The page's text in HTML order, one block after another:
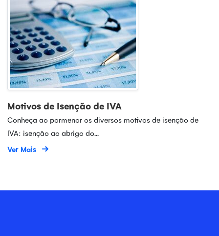
Motivos de Isenção de IVA
Conheça ao pormenor os diversos motivos de isenção de
IVA: isenção ao abrigo do...
Ver Mais